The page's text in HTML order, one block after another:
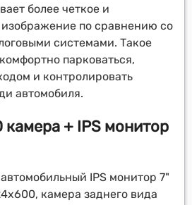
более четкое и
по сравнению со
системами. Такое
парковаться,
и контролировать
автомобиля.
камера + IPS монитор
IPS монитор 7"
камера заднего вида